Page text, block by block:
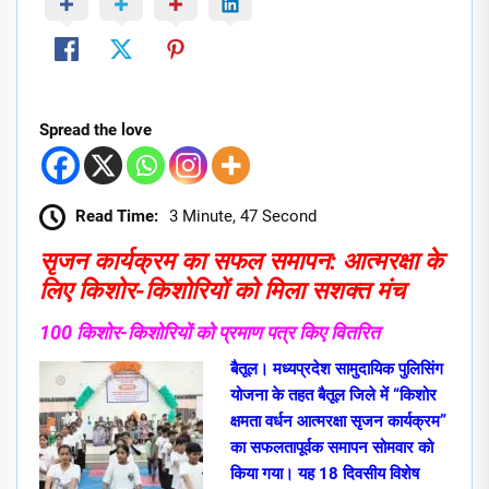
Spread the love
Read Time: 3 Minute, 47 Second
सृजन कार्यक्रम का सफल समापन: आत्मरक्षा के
लिए किशोर-किशोरियों को मिला सशक्त मंच
100 किशोर-किशोरियों को प्रमाण पत्र किए वितरित
बैतूल। मध्यप्रदेश सामुदायिक पुलिसिंग
योजना के तहत बैतूल जिले में “किशोर
क्षमता वर्धन आत्मरक्षा सृजन कार्यक्रम”
का सफलतापूर्वक समापन सोमवार को
किया गया। यह 18 दिवसीय विशेष